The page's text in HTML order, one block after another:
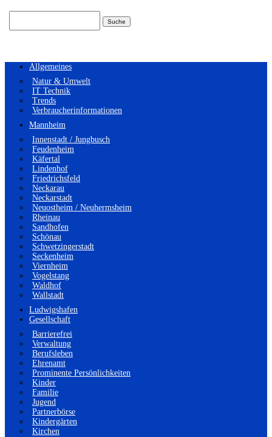
Allgemeines
Natur & Umwelt
IT Technik
Trends
Verbraucherinformationen
Mannheim
Innenstadt / Jungbusch
Feudenheim
Käfertal
Lindenhof
Friedrichsfeld
Neckarau
Neckarstadt
Neuostheim / Neuhermsheim
Rheinau
Sandhofen
Schönau
Schwetzingerstadt
Seckenheim
Viernheim
Vogelstang
Waldhof
Wallstadt
Ludwigshafen
Gesellschaft
Barrierefrei
Verwaltung
Berufsleben
Ehrenamt
Prominente Persönlichkeiten
Kinder
Familie
Jugend
Partnerbörse
Kindergärten
Kirchen